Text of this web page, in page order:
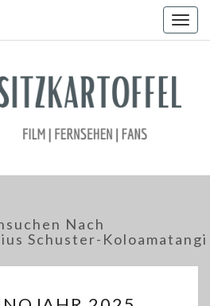
Nach
Schuster-Koloamatangi